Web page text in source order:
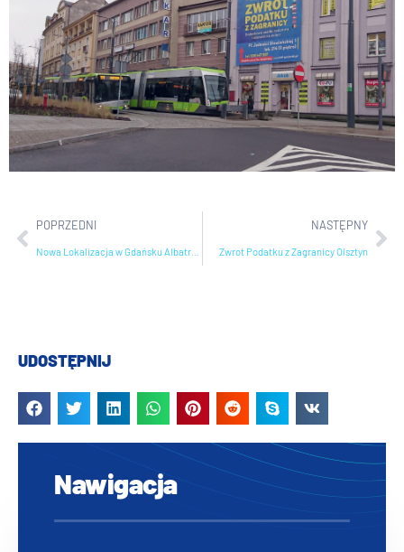
POPRZEDNI NASTĘPNY
Zwrot Podatku z Zagranicy Olsztyn
UDOSTĘPNIJ
Nawigacja